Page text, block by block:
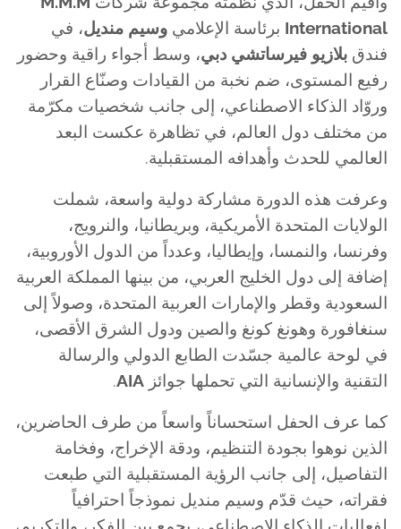
International برئاسة الإعلامي وسيم منديل، في
فندق بلازيو فيرساتشي دبي، وسط أجواء راقية وحضور
رفيع المستوى، ضم نخبة من القيادات وصنّاع القرار
وروّاد الذكاء الاصطناعي، إلى جانب شخصيات مكرّمة
من مختلف دول العالم، في تظاهرة عكست البعد
العالمي للحدث وأهدافه المستقبلية.
وعرفت هذه الدورة مشاركة دولية واسعة، شملت
الولايات المتحدة الأمريكية، وبريطانيا، والنرويج،
وفرنسا، والنمسا، وإيطاليا، وعدداً من الدول الأوروبية،
إضافة إلى دول الخليج العربي، من بينها المملكة العربية
السعودية وقطر والإمارات العربية المتحدة، وصولاً إلى
سنغافورة وهونغ كونغ والصين ودول الشرق الأقصى،
في لوحة عالمية جسّدت الطابع الدولي والرسالة
التقنية والإنسانية التي تحملها جوائز AIA
.
كما عرف الحفل استحساناً واسعاً من طرف الحاضرين،
الذين نوهوا بجودة التنظيم، ودقة الإخراج، وفخامة
التفاصيل، إلى جانب الرؤية المستقبلية التي طبعت
فقراته، حيث قدّم وسيم منديل نموذجاً احترافياً
لفعاليات الذكاء الاصطناعي، يجمع بين الفكر، والتكريم،